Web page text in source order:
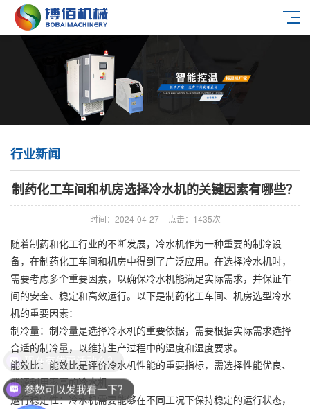
行业新闻
制药化工车间和机房选择冷水机的关键因素有哪些？
时间：2024-04-27 点击：1435次
随着制药和化工行业的不断发展，冷水机作为一种重要的制冷设
备，在制药化工车间和机房中得到了广泛应用。在选择冷水机时，
需要考虑多个重要因素，以确保冷水机能满足实际需求，并保证车
间的安全、稳定和高效运行。以下是制药化工车间、机房选型冷水
机的重要因素：
制冷量：制冷量是选择冷水机的重要依据，需要根据实际需求选择
合适的制冷量，以维持生产过程中的温度和湿度要求。
能效比：能效比是评价冷水机性能的重要指标，需选择性能优良、
能源利用率高的冷水机。
运行稳定性：冷水机需要能够在不同工况下保持稳定的运行状态，
参数可以发我看一下？
现在有优惠活动么？